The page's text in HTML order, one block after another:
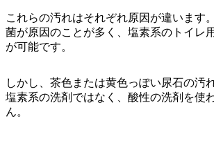
これらの汚れはそれぞれ原因が違います。
菌が原因のことが多く、塩素系のトイレ
が可能です。
しかし、 茶色または黄色っぽい尿石の汚
塩素系の洗剤ではなく、酸性の洗剤を使
ん。